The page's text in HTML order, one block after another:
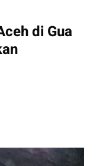
di Gua